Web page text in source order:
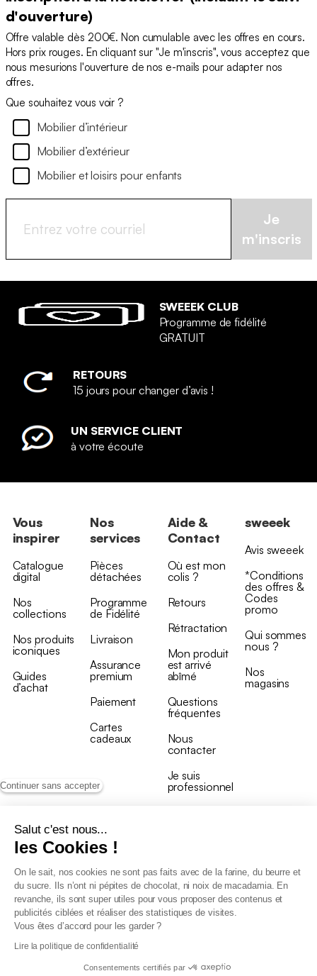
Continuer sans accepter
Salut c'est nous...
les Cookies !
On le sait, nos cookies ne sont pas faits avec de la farine, du beurre et
du sucre. Ils n’ont ni pépites de chocolat, ni noix de macadamia. En
revanche, ils sont super utiles pour vous proposer des contenus et
publicités ciblées et réaliser des statistiques de visites.
Vous êtes d’accord pour les garder ?
Lire la politique de confidentialité
Consentements certifiés par
d'ouverture)
Offre valable dès 200€. Non cumulable avec les offres en cours.
Hors prix rouges. En cliquant sur "Je m'inscris", vous acceptez que
nous mesurions l'ouverture de nos e-mails pour adapter nos
offres.
Que souhaitez vous voir ?
Mobilier d’intérieur
Mobilier d’extérieur
Mobilier et loisirs pour enfants
Je
m'inscris
SWEEEK CLUB
Programme de fidélité
GRATUIT
RETOURS
15 jours pour changer d’avis !
UN SERVICE CLIENT
à votre écoute
Vous
inspirer
Catalogue
digital
Nos
collections
Nos produits
iconiques
Guides
d’achat
Nos
services
Pièces
détachées
Programme
de Fidélité
Livraison
Assurance
premium
Paiement
Cartes
cadeaux
Aide &
Contact
Où est mon
colis ?
Retours
Rétractation
Mon produit
est arrivé
abîmé
Questions
fréquentes
Nous
contacter
Je suis
professionnel
sweeek
Avis sweeek
*Conditions
des offres &
Codes
promo
Qui sommes
nous ?
Nos
magasins
Conditions générales de vente
Conditions générales du programme de fidélité
Charte de données personnelles
Conditions générales de vente Pro
Déclaration d’accessibilité